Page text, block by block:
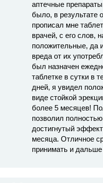
аптечные
было, в результате
прописал мне
врачей, с его слов,
положительные, да
вреда от их
был назначен
таблетке в сутки в
дней, я увидел
виде стойкой
более 5 месяцев!
позволил
достигнутый
месяца. Отличное
принимать и